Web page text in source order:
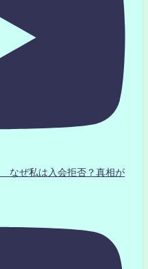
ぜ私は入会拒否？真相が